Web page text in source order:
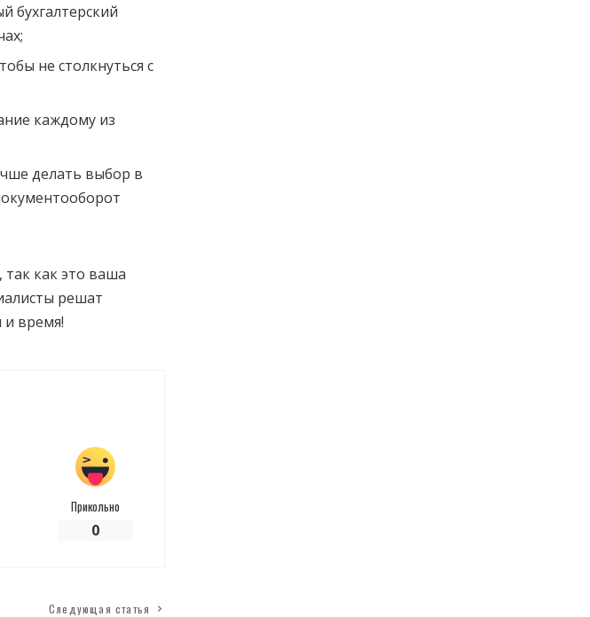
бухгалтерский
не столкнуться с
каждому из
делать выбор в
, так как это ваша
решат
время!
Прикольно
0
Следующая статья